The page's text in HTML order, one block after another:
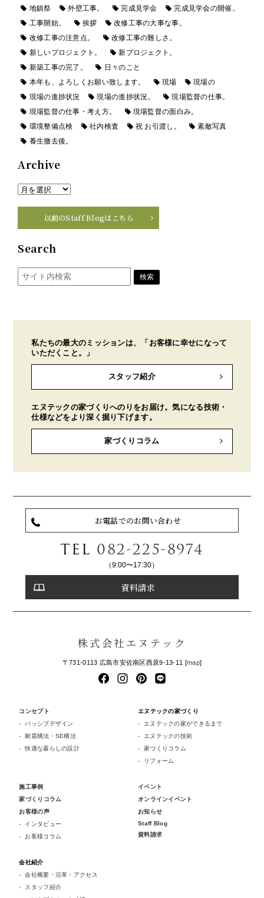
地鎮祭 外壁工事。 完成見学会
完成見学会の開催。
工事開始。
挨拶
改修工事の大事な事。
改修工事の注意点。
改修工事の難しさ。
新しいプロジェクト。
新プロジェクト。
新築工事の完了。
日々のこと
本年も、よろしくお願い致します。
現場
現場の
現場の進捗状況
現場の進捗状況。
現場監督の仕事。
現場監督の仕事・考え方。
現場監督の面白み。
環境整備点検
社内検査 祝 お引渡し。
素敵写真
養生撤去後。
Archive
以前のStaff Blogはこちら
Search
私たちの最大のミッションは、「お客様に幸せになって
いただくこと。」
スタッフ紹介
エヌテックの家づくりへのりをお届け。気になる技術・
仕様などをより深く掘り下げます。
家づくりコラム
お電話でのお問い合わせ
TEL 082-225-8974
（9:00〜17:30）
資料請求
株式会社エヌテック
〒731-0113 広島市安佐南区西原9-13-11 [map]
コンセプト
パッシブデザイン
耐震構法・SE構法
快適な暮らしの設計
エヌテックの家づくり
エヌテックの家ができるまで
エヌテックの技術
家づくりコラム
リフォーム
施工事例
家づくりコラム
お客様の声
インタビュー
お客様コラム
イベント
オンラインイベント
お知らせ
Staff Blog
資料請求
会社紹介
会社概要・沿革・アクセス
スタッフ紹介